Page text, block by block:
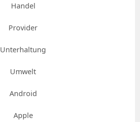
Handel
Provider
Unterhaltung
Umwelt
Android
Apple